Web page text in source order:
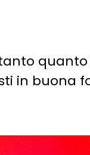
in buona